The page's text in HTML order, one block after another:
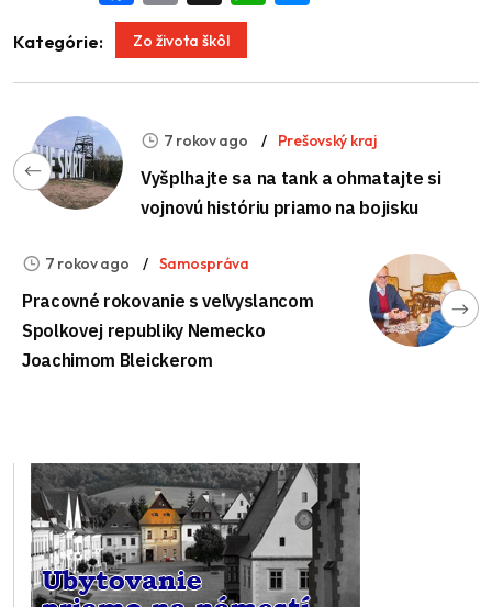
Kategórie: Zo života škôl
7 rokov ago Prešovský kraj
Vyšplhajte sa na tank a ohmatajte si
vojnovú históriu priamo na bojisku
7 rokov ago Samospráva
Pracovné rokovanie s veľvyslancom
Spolkovej republiky Nemecko
Joachimom Bleickerom